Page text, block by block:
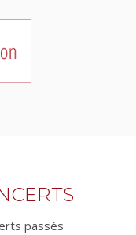
passés